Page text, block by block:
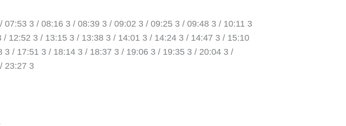
3 / 08:16 3 / 08:39 3 / 09:02 3 / 09:25 3 / 09:48 3 / 10:11 3
12:52 3 / 13:15 3 / 13:38 3 / 14:01 3 / 14:24 3 / 14:47 3 / 15:10
/ 17:51 3 / 18:14 3 / 18:37 3 / 19:06 3 / 19:35 3 / 20:04 3 /
23:27 3